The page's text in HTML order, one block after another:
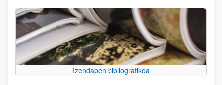
Izendapen bibliografikoa